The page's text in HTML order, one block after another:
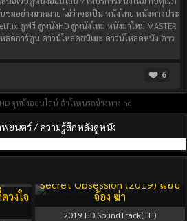
ชมอย่างมากมาย ไม่ว่าจะเป็น หนังไทย หนังต่างประ
ดูฟรี ดูหนังHD ดูหนังใหม่ หนังมาใหม่ MASTER
ลดการ์ตูน ดาวน์โหลดอนิเมะ ดาวน์โหลดหนัง ดาว
6
ดูหนังออนไลน์ ล่าโหดนรกข้างทาง hd
ยนตร์ / ความรู้สึกหลังดูหนัง
วงใจ
Secret Obsession (2019) แอบ
จ้อง ฆ่า
2019 HD SoundTrack(TH)